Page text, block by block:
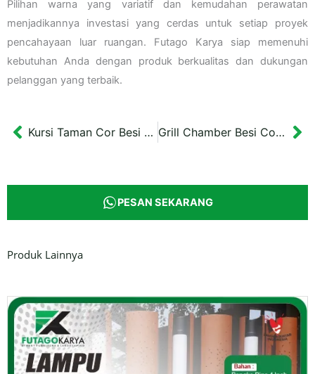
Pilihan warna yang variatif dan kemudahan perawatan
menjadikannya investasi yang cerdas untuk setiap proyek
pencahayaan luar ruangan. Futago Karya siap memenuhi
kebutuhan Anda dengan produk berkualitas dan dukungan
pelanggan yang terbaik.
Prev Kursi Taman Cor Besi Ukel DLHK Kota Banjarmasin 120×70 cm Grill Chamber Besi Cor 40×60 cm Kota Jakarta
PESAN SEKARANG
Produk Lainnya